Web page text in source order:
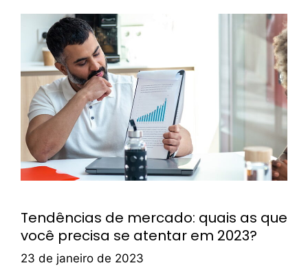
Tendências de mercado: quais as que
você precisa se atentar em 2023?
23 de janeiro de 2023